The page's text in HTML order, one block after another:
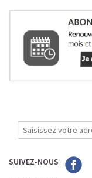
SUIVEZ-NOUS